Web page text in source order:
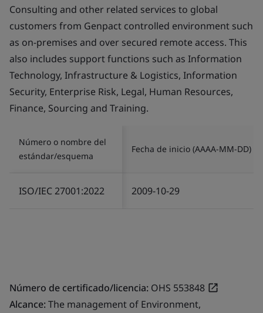
Consulting and other related services to global
customers from Genpact controlled environment such
as on-premises and over secured remote access. This
also includes support functions such as Information
Technology, Infrastructure & Logistics, Information
Security, Enterprise Risk, Legal, Human Resources,
Finance, Sourcing and Training.
Número o nombre del
estándar/esquema
Fecha de inicio (AAAA-MM-DD)
ISO/IEC 27001:2022 2009-10-29
Número de certificado/licencia: OHS 553848
Alcance:The management of Environment,